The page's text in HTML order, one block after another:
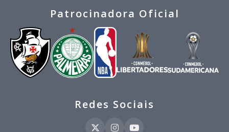
Patrocinadora Oficial
Redes Sociais